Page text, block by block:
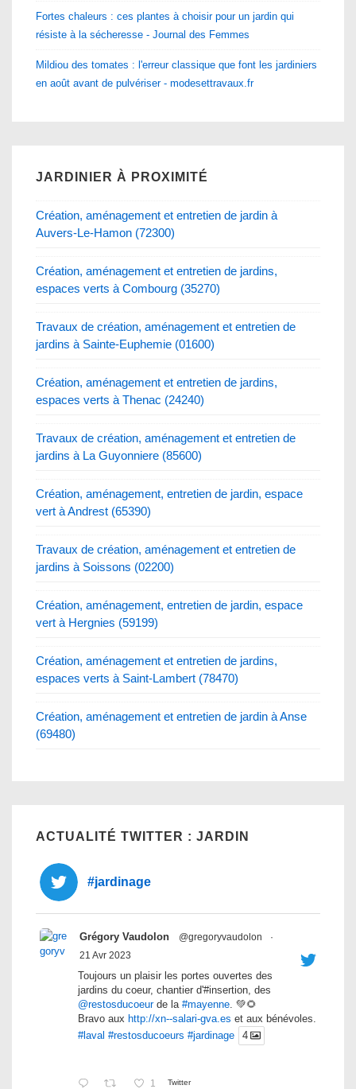
Fortes chaleurs : ces plantes à choisir pour un jardin qui
résiste à la sécheresse - Journal des Femmes
Mildiou des tomates : l'erreur classique que font les jardiniers
en août avant de pulvériser - modesettravaux.fr
JARDINIER À PROXIMITÉ
Création, aménagement et entretien de jardin à
Auvers-Le-Hamon (72300)
Création, aménagement et entretien de jardins,
espaces verts à Combourg (35270)
Travaux de création, aménagement et entretien de
jardins à Sainte-Euphemie (01600)
Création, aménagement et entretien de jardins,
espaces verts à Thenac (24240)
Travaux de création, aménagement et entretien de
jardins à La Guyonniere (85600)
Création, aménagement, entretien de jardin, espace
vert à Andrest (65390)
Travaux de création, aménagement et entretien de
jardins à Soissons (02200)
Création, aménagement, entretien de jardin, espace
vert à Hergnies (59199)
Création, aménagement et entretien de jardins,
espaces verts à Saint-Lambert (78470)
Création, aménagement et entretien de jardin à Anse
(69480)
ACTUALITÉ TWITTER : JARDIN
#jardinage
Grégory Vaudolon @gregoryvaudolon
·
21 Avr 2023
Toujours un plaisir les portes ouvertes des
jardins du coeur, chantier d'#insertion, des
@restosducoeurde la #mayenne. 💚🌻
Bravo aux http://xn--salari-gva.es et aux bénévoles.
#laval #restosducoeurs #jardinage 4
1 Twitter